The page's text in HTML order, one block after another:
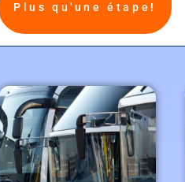
Plus qu'une étape!